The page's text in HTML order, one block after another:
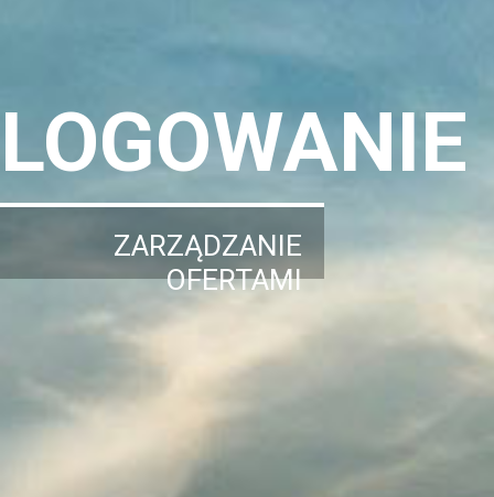
LOGOWANIE
ZARZĄDZANIE
OFERTAMI